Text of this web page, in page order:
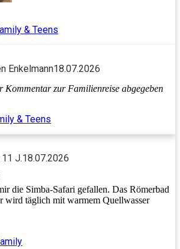
& Teens
Enkelmann18.07.2026
Kommentar zur Familienreise abgegeben
& Teens
11 J.18.07.2026
die Simba-Safari gefallen. Das Römerbad
wird täglich mit warmem Quellwasser